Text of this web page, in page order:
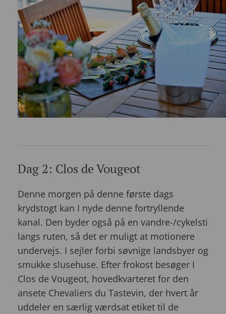
Dag 2: Clos de Vougeot
Denne morgen på denne første dags
krydstogt kan I nyde denne fortryllende
kanal. Den byder også på en vandre-/cykelsti
langs ruten, så det er muligt at motionere
undervejs. I sejler forbi søvnige landsbyer og
smukke slusehuse. Efter frokost besøger I
Clos de Vougeot, hovedkvarteret for den
ansete Chevaliers du Tastevin, der hvert år
uddeler en særlig værdsat etiket til de